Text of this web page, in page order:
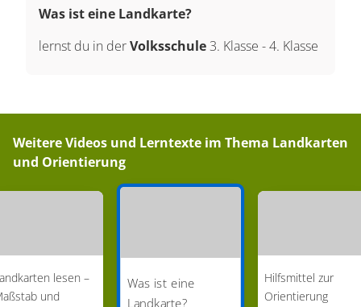
Was ist eine Landkarte?
lernst du in derVolksschule 3. Klasse -4. Klasse
Weitere Videos und Lerntexte im Thema Landkarten
und Orientierung
lesen –
und
Was ist eine
Landkarte?
Hilfsmittel zur
Orientierung